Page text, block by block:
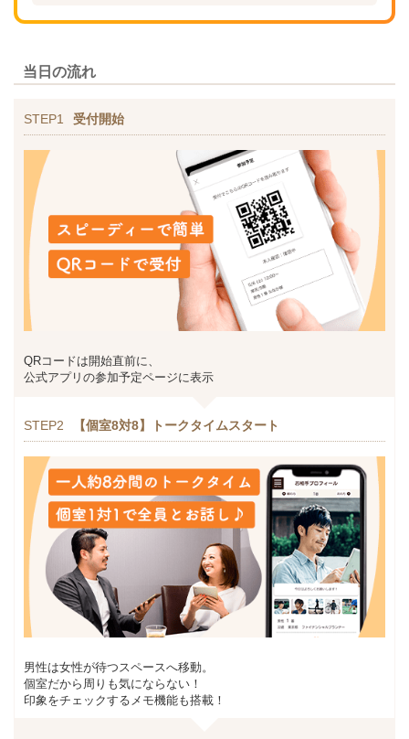
当日の流れ
STEP1 受付開始
QRコードは開始直前に、
公式アプリの参加予定ページに表示
STEP2 【個室8対8】トークタイムスタート
男性は女性が待つスペースへ移動。
個室だから周りも気にならない！
印象をチェックするメモ機能も搭載！